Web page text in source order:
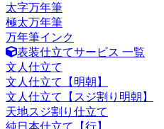
太字万年筆
極太万年筆
万年筆インク
表装仕立てサービス 一覧
文人仕立て
文人仕立て【明朝】
文人仕立て【スジ割り明朝】
天地スジ割り仕立て
純日本仕立て【行】